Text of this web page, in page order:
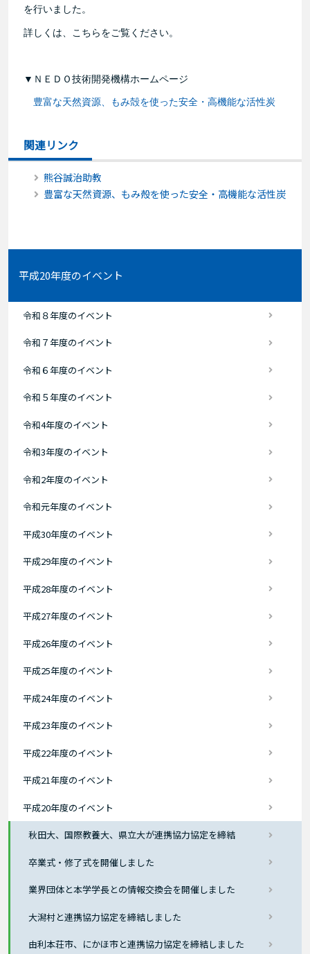
を行いました。
詳しくは、こちらをご覧ください。
▼ＮＥＤＯ技術開発機構ホームページ
豊富な天然資源、もみ殻を使った安全・高機能な活性炭
関連リンク
熊谷誠治助教
豊富な天然資源、もみ殻を使った安全・高機能な活性炭
平成20年度のイベント
令和８年度のイベント
令和７年度のイベント
令和６年度のイベント
令和５年度のイベント
令和4年度のイベント
令和3年度のイベント
令和2年度のイベント
令和元年度のイベント
平成30年度のイベント
平成29年度のイベント
平成28年度のイベント
平成27年度のイベント
平成26年度のイベント
平成25年度のイベント
平成24年度のイベント
平成23年度のイベント
平成22年度のイベント
平成21年度のイベント
平成20年度のイベント
秋田大、国際教養大、県立大が連携協力協定を締結
卒業式・修了式を開催しました
業界団体と本学学長との情報交換会を開催しました
大潟村と連携協力協定を締結しました
由利本荘市、にかほ市と連携協力協定を締結しました